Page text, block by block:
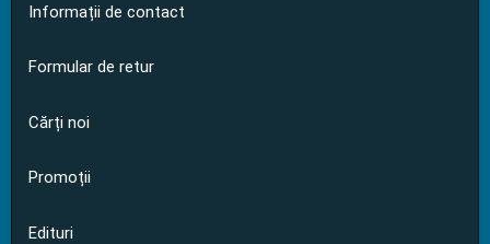
Informații de contact
Formular de retur
Cărți noi
Promoții
Edituri